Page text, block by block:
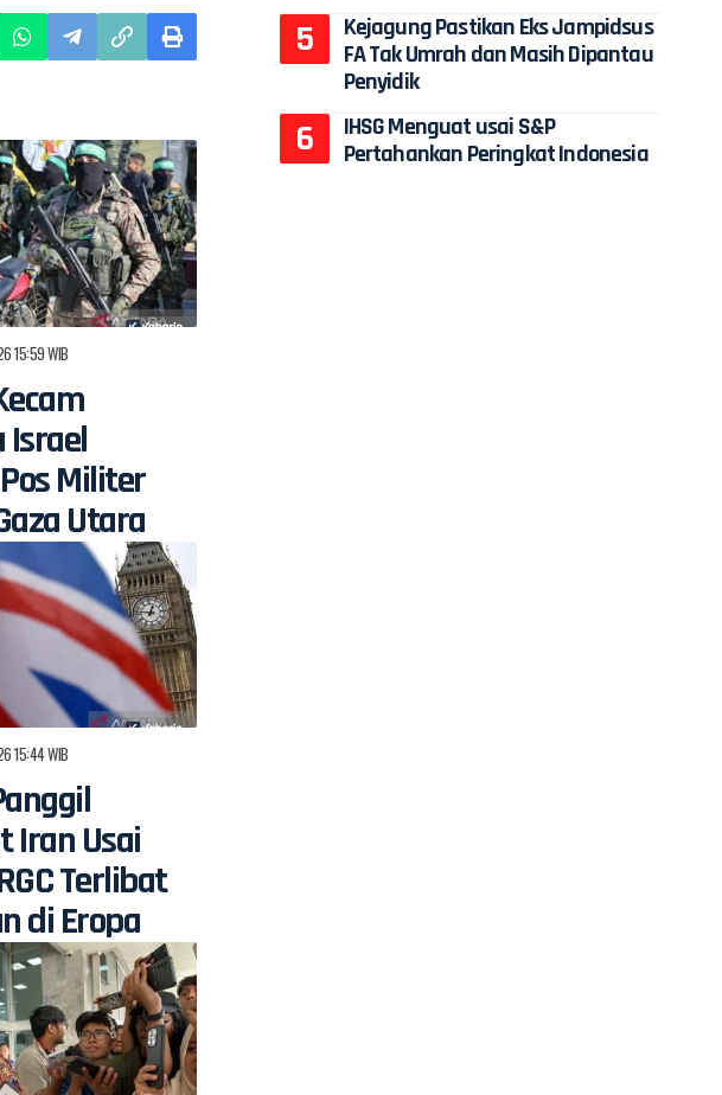
15:59 WIB
Israel
Militer
Utara
15:44 WIB
Iran Usai
Terlibat
di Eropa
Kejagung Pastikan Eks Jampidsus
FA Tak Umrah dan Masih Dipantau
Penyidik
IHSG Menguat usai S&P
Pertahankan Peringkat Indonesia